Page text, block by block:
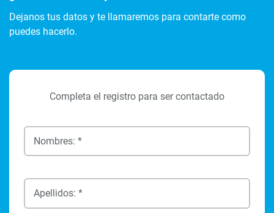
Dejanos tus datos y te llamaremos para contarte como
puedes hacerlo.
Completa el registro para ser contactado
Nombres: *
Apellidos: *